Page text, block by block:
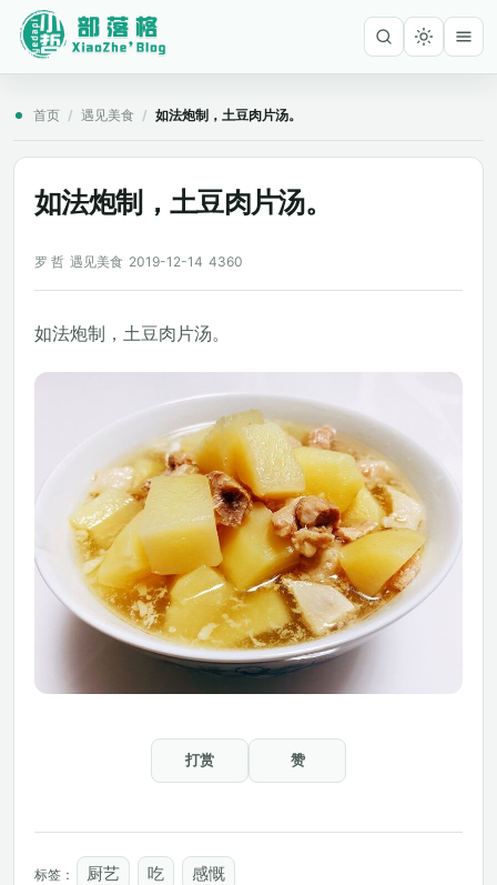
首页 / 遇见美食 / 如法炮制，土豆肉片汤。
如法炮制，土豆肉片汤。
罗 哲 遇见美食 2019-12-14 4360
如法炮制，土豆肉片汤。
打赏 赞
标签： 厨艺 吃 感慨